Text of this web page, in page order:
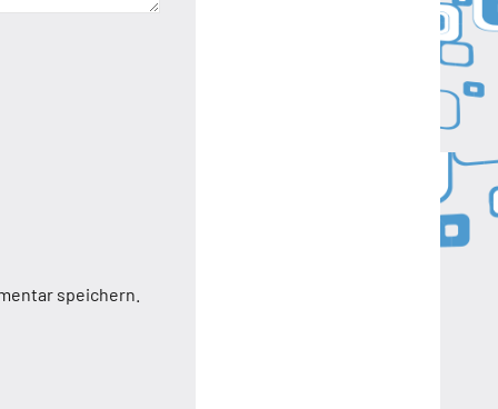
speichern.